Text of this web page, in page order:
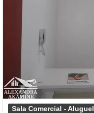
Sala Comercial - Aluguel